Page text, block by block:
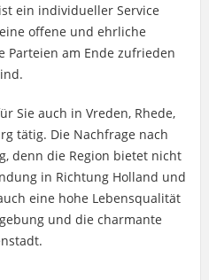
ein individueller Service
offene und ehrliche
Parteien am Ende zufrieden
Sie auch in Vreden, Rhede,
tätig. Die Nachfrage nach
denn die Region bietet nicht
in Richtung Holland und
eine hohe Lebensqualität
und die charmante